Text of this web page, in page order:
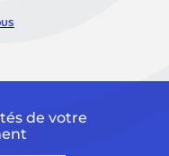
de votre